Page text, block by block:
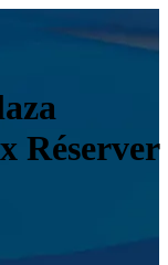
Réserver